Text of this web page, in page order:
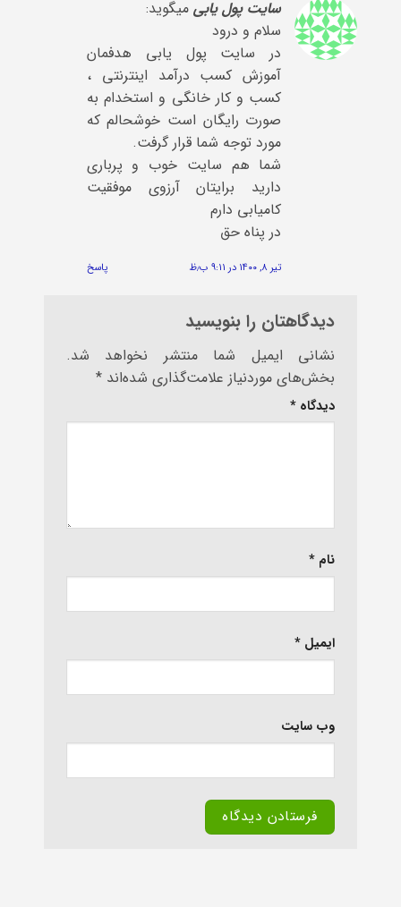
سایت پول یابی میگوید:
سلام و درود
در سایت پول یابی هدفمان
آموزش کسب درآمد اینترنتی ،
کسب و کار خانگی و استخدام به
صورت رایگان است خوشحالم که
مورد توجه شما قرار گرفت.
شما هم سایت خوب و پرباری
دارید برایتان آرزوی موفقیت
کامیابی دارم
در پناه حق
تیر ۸, ۱۴۰۰ در ۹:۱۱ ب٫ظ پاسخ
دیدگاهتان را بنویسید
نشانی ایمیل شما منتشر نخواهد شد.
بخش‌های موردنیاز علامت‌گذاری شده‌اند *
دیدگاه *
نام *
ایمیل *
وب‌ سایت